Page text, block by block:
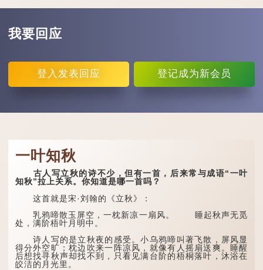
我要回应
登入 发表回应 登记成为新会员
一叶知秋
古人写立秋的诗不少，但有一首，后来常与成语“一叶
知秋”拉上关系。你知道是哪一首吗？
这首就是宋·刘翰的《立秋》：
乳鸦啼散玉屏空，一枕新凉一扇风。 睡起秋声无觅
处，满阶梧叶月明中。
诗人写的是立秋夜的感受。小乌鸦啼叫著飞散，屏风显
得分外空旷；枕边吹来一阵凉风，就像有人摇扇送爽。睡醒
后想找寻秋声却找不到，只看见满台阶的梧桐落叶，沐浴在
皎洁的月光里。